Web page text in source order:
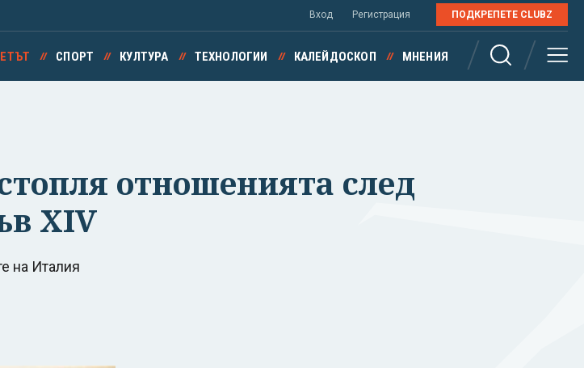
Вход Регистрация ПОДКРЕПЕТЕ CLUBZ
СПОРТ КУЛТУРА ТЕХНОЛОГИИ КАЛЕЙДОСКОП МНЕНИЯ
отношенията след
XIV
на Италия